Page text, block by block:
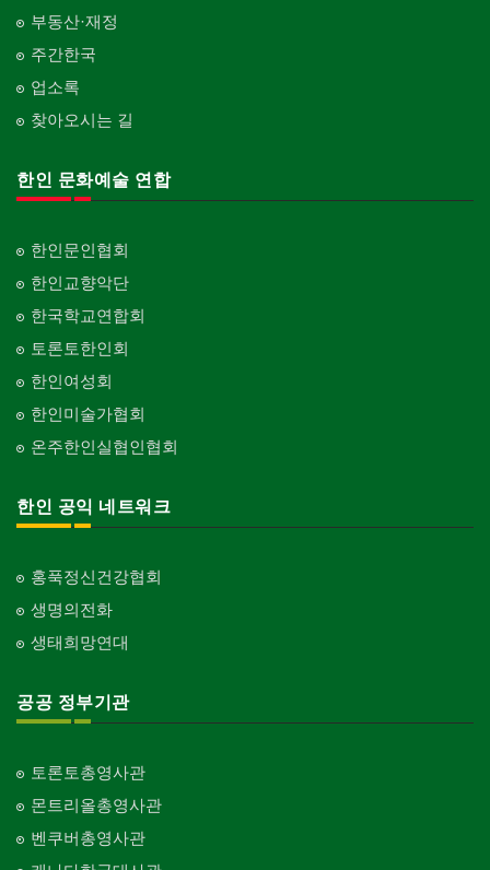
부동산·재정
주간한국
업소록
찾아오시는 길
한인 문화예술 연합
한인문인협회
한인교향악단
한국학교연합회
토론토한인회
한인여성회
한인미술가협회
온주한인실협인협회
한인 공익 네트워크
홍푹정신건강협회
생명의전화
생태희망연대
공공 정부기관
토론토총영사관
몬트리올총영사관
벤쿠버총영사관